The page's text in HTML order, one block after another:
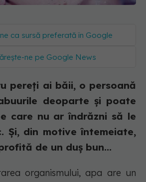
ca sursă preferată în Google
ne pe Google News
pereți ai băii, o persoană
deoparte și poate
care nu ar îndrăzni să le
Și, din motive întemeiate,
de un duș bun...
organismului, apa are un